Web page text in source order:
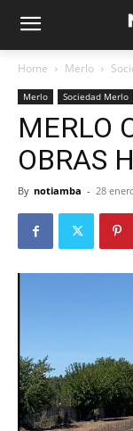
Home Merlo
Merlo Sociedad Merlo
MERLO
OBRAS
By notiamba - 28